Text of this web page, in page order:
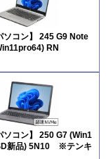
ソコン】 245 G9 Note
RN
ソコン】 250 G7 (Win1
新品) 5N10 ※テンキ